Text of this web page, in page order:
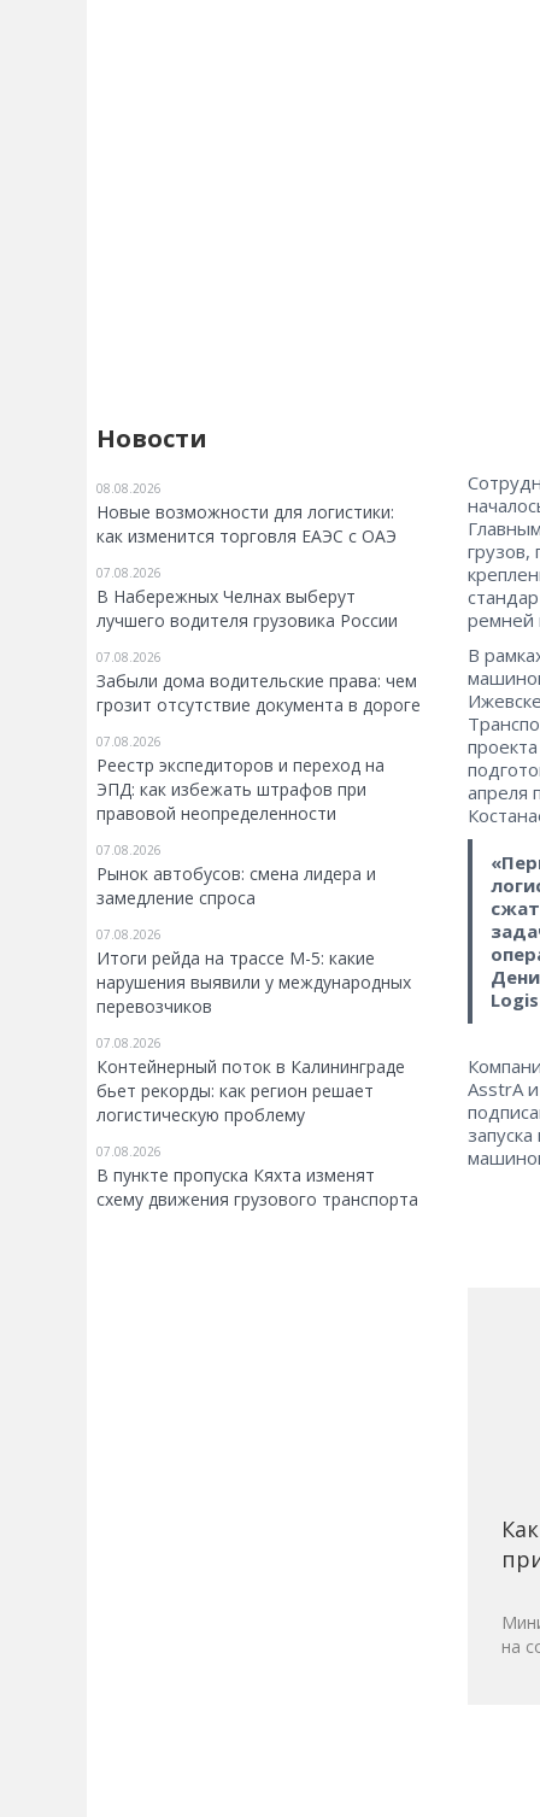
Новости
08.08.2026
Новые возможности для логистики:
как изменится торговля ЕАЭС с ОАЭ
07.08.2026
В Набережных Челнах выберут
лучшего водителя грузовика России
07.08.2026
Забыли дома водительские права: чем
грозит отсутствие документа в дороге
07.08.2026
Реестр экспедиторов и переход на
ЭПД: как избежать штрафов при
правовой неопределенности
07.08.2026
Рынок автобусов: смена лидера и
замедление спроса
07.08.2026
Итоги рейда на трассе М-5: какие
нарушения выявили у международных
перевозчиков
07.08.2026
Контейнерный поток в Калининграде
бьет рекорды: как регион решает
логистическую проблему
07.08.2026
В пункте пропуска Кяхта изменят
схему движения грузового транспорта
грузов,
ремней
В
апреля
AsstrA
на